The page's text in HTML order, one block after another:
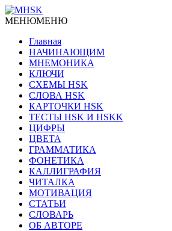
МЕНЮМЕНЮ
Главная
НАЧИНАЮЩИМ
МНЕМОНИКА
КЛЮЧИ
СХЕМЫ HSK
СЛОВА HSK
КАРТОЧКИ HSK
ТЕСТЫ HSK И HSKK
ЦИФРЫ
ЦВЕТА
ГРАММАТИКА
ФОНЕТИКА
КАЛЛИГРАФИЯ
ЧИТАЛКА
МОТИВАЦИЯ
СТАТЬИ
СЛОВАРЬ
ОБ АВТОРЕ